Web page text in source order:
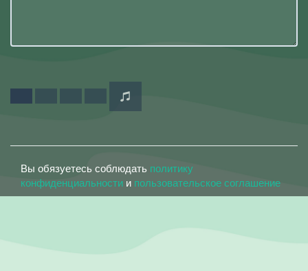
Вы обязуетесь соблюдать политику
конфиденциальности и пользовательское соглашение